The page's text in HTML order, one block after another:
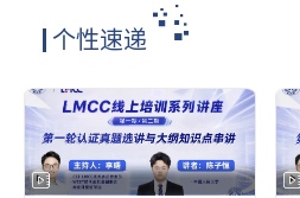
个性速递